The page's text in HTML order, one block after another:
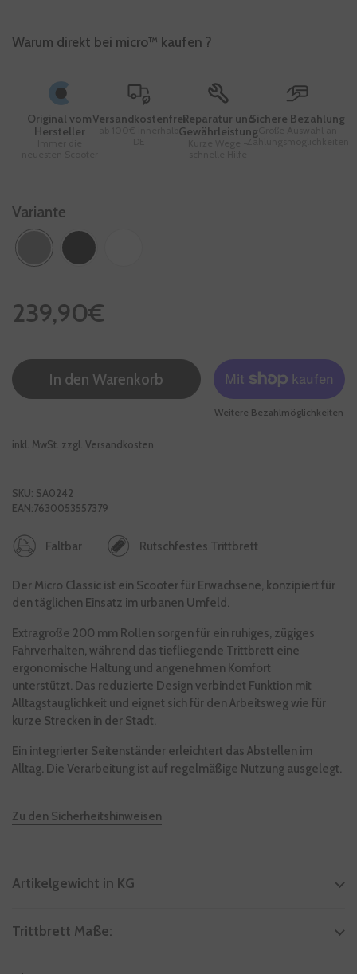
Warum direkt bei micro™ kaufen ?
Original vom
Hersteller
VersandkostenfreiReparatur und
Gewährleistung
Sichere Bezahlung
Zahlungsmöglichkeiten
Variante
Regulärer Preis
239,90€
In den Warenkorb
Weitere Bezahlmöglichkeiten
inkl. MwSt. zzgl. Versandkosten
SKU: SA0242
EAN:7630053557379
Faltbar Rutschfestes Trittbrett
Der Micro Classic ist ein Scooter für Erwachsene, konzipiert für
den täglichen Einsatz im urbanen Umfeld.
Extragroße 200 mm Rollen sorgen für ein ruhiges, zügiges
Fahrverhalten, während das tiefliegende Trittbrett eine
ergonomische Haltung und angenehmen Komfort
unterstützt. Das reduzierte Design verbindet Funktion mit
Alltagstauglichkeit und eignet sich für den Arbeitsweg wie für
kurze Strecken in der Stadt.
Ein integrierter Seitenständer erleichtert das Abstellen im
Alltag. Die Verarbeitung ist auf regelmäßige Nutzung ausgelegt.
Zu den Sicherheitshinweisen
Artikelgewicht in KG
Trittbrett Maße: